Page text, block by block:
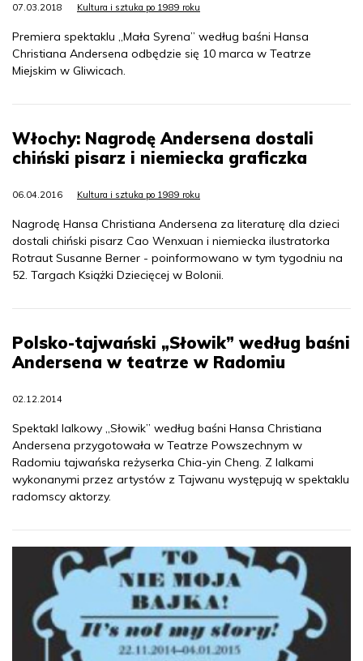
07.03.2018 Kultura i sztuka po 1989 roku
Premiera spektaklu „Mała Syrena” według baśni Hansa
Christiana Andersena odbędzie się 10 marca w Teatrze
Miejskim w Gliwicach.
Włochy: Nagrodę Andersena dostali
chiński pisarz i niemiecka graficzka
06.04.2016 Kultura i sztuka po 1989 roku
Nagrodę Hansa Christiana Andersena za literaturę dla dzieci
dostali chiński pisarz Cao Wenxuan i niemiecka ilustratorka
Rotraut Susanne Berner - poinformowano w tym tygodniu na
52. Targach Książki Dziecięcej w Bolonii.
Polsko-tajwański „Słowik” według baśni
Andersena w teatrze w Radomiu
02.12.2014
Spektakl lalkowy „Słowik” według baśni Hansa Christiana
Andersena przygotowała w Teatrze Powszechnym w
Radomiu tajwańska reżyserka Chia-yin Cheng. Z lalkami
wykonanymi przez artystów z Tajwanu występują w spektaklu
radomscy aktorzy.